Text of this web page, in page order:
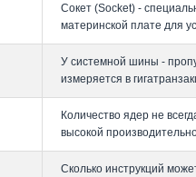
Сокет (Socket) -
материнской плате для
У системной шины -
измеряется в
Количество ядер не
высокой
Сколько инструкций